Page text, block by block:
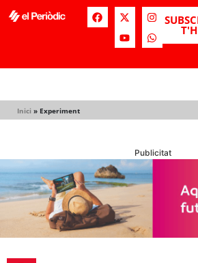
Inici » Experiment
Publicitat